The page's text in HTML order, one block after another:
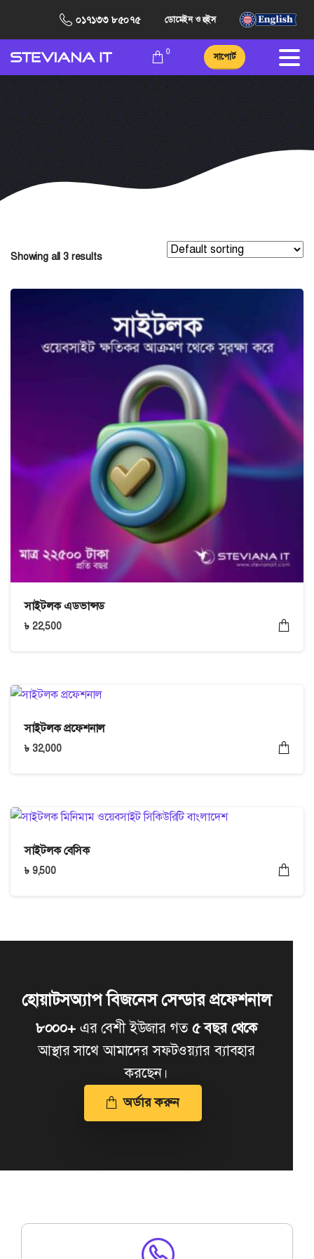
০১৭১৩৩ ৮৫০৭৫ ডোমেইন ও হুইস
0
সাপোর্ট
Showing all 3 results
সাইটলক এডভান্সড
৳ 22,500
সাইটলক প্রফেশনাল
৳ 32,000
সাইটলক বেসিক
৳ 9,500
হোয়াটসঅ্যাপ বিজনেস সেন্ডার প্রফেশনাল
৮০০০+এর বেশী ইউজার গত ৫ বছর থেকে
আস্থার সাথে আমাদের সফটওয়্যার ব্যাবহার
করছেন।
অর্ডার করুন